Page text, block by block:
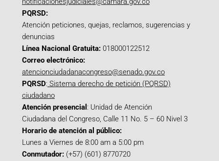
PQRSD:
Atención peticiones, quejas, reclamos, sugerencias y
denuncias
Línea Nacional Gratuita: 018000122512
Correo electrónico:
atencionciudadanacongreso@senado.gov.co
PQRSD: Sistema derecho de petición (PQRSD)
ciudadano
Atención presencial : Unidad de Atención
Ciudadana del Congreso, Calle 11 No. 5 – 60 Nivel 3
Horario de atención al público:
Lunes a Viernes de 8:00 am a 5:00 pm
Conmutador: (+57) (601) 8770720